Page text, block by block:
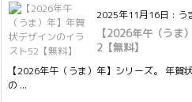
2025年11月16日 : う
【2026年午（うま
2【無料】
【2026年午（うま）年】シリーズ。 年
の ...